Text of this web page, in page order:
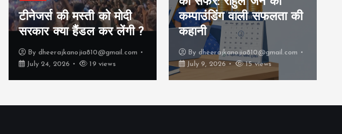
टीनेजर्स की मस्ती को मोदी
सरकार क्या हैंडल कर लेंगी ?
By dheerajkanojia810@gmail.com
July 24, 2026
19 views
कम्पाउंडिंग वाली सफलता की
कहानी
By dheerajkanojia810@gmail.com
July 9, 2026
15 views